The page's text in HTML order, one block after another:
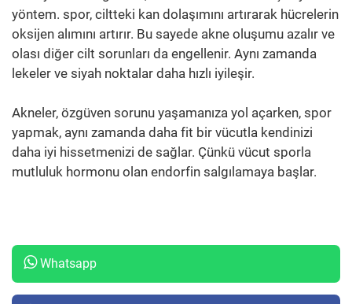
yöntem. spor, ciltteki kan dolaşımını artırarak hücrelerin
oksijen alımını artırır. Bu sayede akne oluşumu azalır ve
olası diğer cilt sorunları da engellenir. Aynı zamanda
lekeler ve siyah noktalar daha hızlı iyileşir.
Akneler, özgüven sorunu yaşamanıza yol açarken, spor
yapmak, aynı zamanda daha fit bir vücutla kendinizi
daha iyi hissetmenizi de sağlar. Çünkü vücut sporla
mutluluk hormonu olan endorfin salgılamaya başlar.
Whatsapp